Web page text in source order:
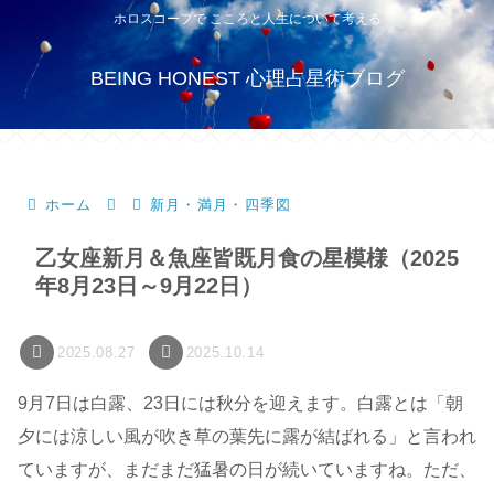
ホロスコープで こころと人生について考える
BEING HONEST 心理占星術ブログ
ホーム 新月・満月・四季図
乙女座新月＆魚座皆既月食の星模様（2025
年8月23日～9月22日）
2025.08.27 2025.10.14
9月7日は白露、23日には秋分を迎えます。白露とは「朝
夕には涼しい風が吹き草の葉先に露が結ばれる」と言われ
ていますが、まだまだ猛暑の日が続いていますね。ただ、